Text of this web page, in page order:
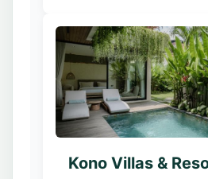
Kono Villas &